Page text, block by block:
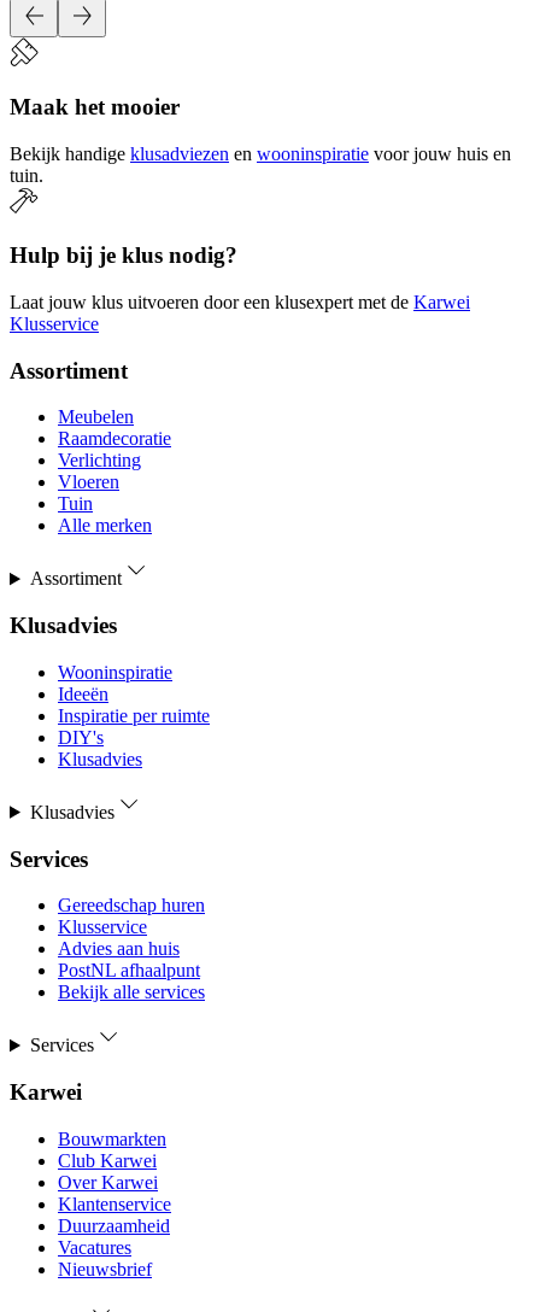
Maak het mooier
Bekijk handige klusadviezen en wooninspiratie voor jouw huis en
tuin.
Hulp bij je klus nodig?
Laat jouw klus uitvoeren door een klusexpert met de Karwei
Klusservice
Assortiment
Meubelen
Raamdecoratie
Verlichting
Vloeren
Tuin
Alle merken
Assortiment
Klusadvies
Wooninspiratie
Ideeën
Inspiratie per ruimte
DIY's
Klusadvies
Klusadvies
Services
Gereedschap huren
Klusservice
Advies aan huis
PostNL afhaalpunt
Bekijk alle services
Services
Karwei
Bouwmarkten
Club Karwei
Over Karwei
Klantenservice
Duurzaamheid
Vacatures
Nieuwsbrief